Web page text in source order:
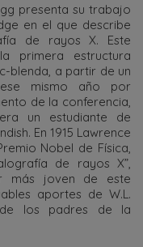
presenta su trabajo
en el que describe
de rayos X. Este
primera estructura
blenda, a partir de un
mismo año por
de la conferencia,
un estudiante de
En 1915 Lawrence
Nobel de Física,
de rayos X”,
más joven de este
aportes de W.L.
los padres de la